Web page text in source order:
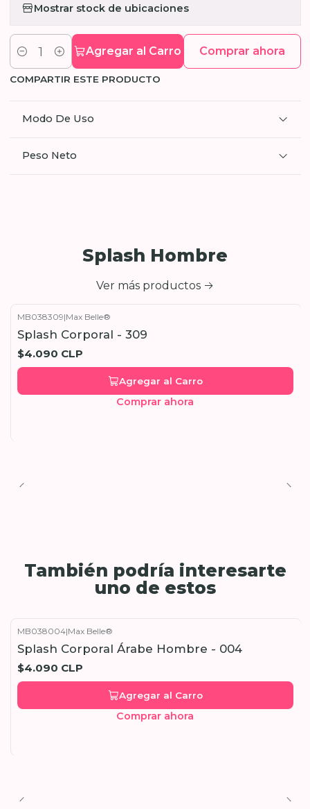
Mostrar stock de ubicaciones
Cantidad
Agregar al Carro Comprar ahora
COMPARTIR ESTE PRODUCTO
Modo De Uso
Peso Neto
Splash Hombre
Ver más productos
MB038309|Max Belle®
Splash Corporal - 309
$4.090 CLP
Agregar al Carro
Comprar ahora
También podría interesarte
uno de estos
MB038004|Max Belle®
Splash Corporal Árabe Hombre - 004
$4.090 CLP
Agregar al Carro
Comprar ahora